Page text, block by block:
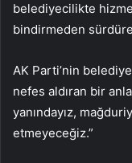
belediyecilikte
bindirmeden
AK Parti’nin
nefes aldıran bir
yanındayız,
etmeyeceğiz.”